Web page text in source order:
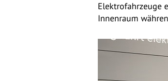
Elektrofahrzeuge
Innenraum